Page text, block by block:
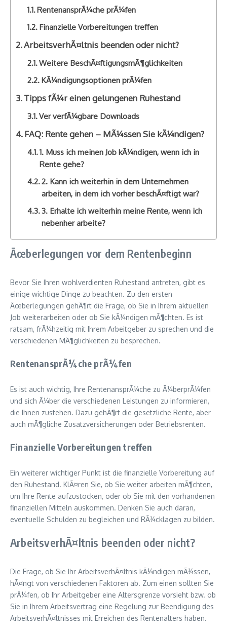
RentenansprÃ¼che prÃ¼fen
Finanzielle Vorbereitungen treffen
ArbeitsverhÃ¤ltnis beenden oder nicht?
Weitere BeschÃ¤ftigungsmÃ¶glichkeiten
KÃ¼ndigungsoptionen prÃ¼fen
Tipps fÃ¼r einen gelungenen Ruhestand
Ver verfÃ¼gbare Downloads
FAQ: Rente gehen – MÃ¼ssen Sie kÃ¼ndigen?
1. Muss ich meinen Job kÃ¼ndigen, wenn ich in
Rente gehe?
2. Kann ich weiterhin in dem Unternehmen
arbeiten, in dem ich vorher beschÃ¤ftigt war?
3. Erhalte ich weiterhin meine Rente, wenn ich
nebenher arbeite?
Ãœberlegungen vor dem Rentenbeginn
Bevor Sie Ihren wohlverdienten Ruhestand antreten, gibt es
einige wichtige Dinge zu beachten. Zu den ersten
Ãœberlegungen gehÃ¶rt die Frage, ob Sie in Ihrem aktuellen
Job weiterarbeiten oder ob Sie kÃ¼ndigen mÃ¶chten. Es ist
ratsam, frÃ¼hzeitig mit Ihrem Arbeitgeber zu sprechen und die
verschiedenen MÃ¶glichkeiten zu besprechen.
RentenansprÃ¼che prÃ¼fen
Es ist auch wichtig, Ihre RentenansprÃ¼che zu Ã¼berprÃ¼fen
und sich Ã¼ber die verschiedenen Leistungen zu informieren,
die Ihnen zustehen. Dazu gehÃ¶rt die gesetzliche Rente, aber
auch mÃ¶gliche Zusatzversicherungen oder Betriebsrenten.
Finanzielle Vorbereitungen treffen
Ein weiterer wichtiger Punkt ist die finanzielle Vorbereitung auf
den Ruhestand. KlÃ¤ren Sie, ob Sie weiter arbeiten mÃ¶chten,
um Ihre Rente aufzustocken, oder ob Sie mit den vorhandenen
finanziellen Mitteln auskommen. Denken Sie auch daran,
eventuelle Schulden zu begleichen und RÃ¼cklagen zu bilden.
ArbeitsverhÃ¤ltnis beenden oder nicht?
Die Frage, ob Sie Ihr ArbeitsverhÃ¤ltnis kÃ¼ndigen mÃ¼ssen,
hÃ¤ngt von verschiedenen Faktoren ab. Zum einen sollten Sie
prÃ¼fen, ob Ihr Arbeitgeber eine Altersgrenze vorsieht bzw. ob
Sie in Ihrem Arbeitsvertrag eine Regelung zur Beendigung des
ArbeitsverhÃ¤ltnisses mit Erreichen des Rentenalters haben.